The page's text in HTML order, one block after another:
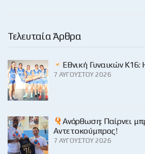
Τελευταία Άρθρα
Εθνική Γυναικών
7 ΑΥΓΟΎΣΤΟΥ 2026
Ανόρθωση: Παίρνει
Αντετοκούμπρος!
7 ΑΥΓΟΎΣΤΟΥ 2026